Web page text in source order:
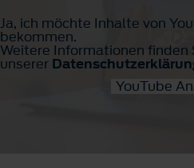
Ja, ich möchte Inhalte von
bekommen.
Weitere Informationen finden
unserer
YouTube